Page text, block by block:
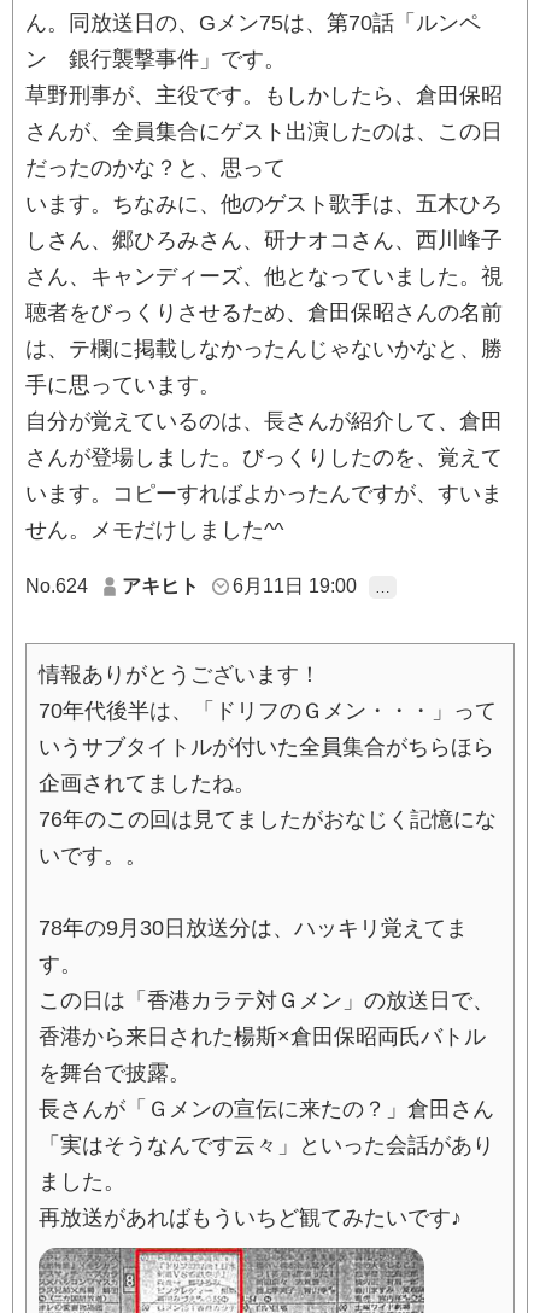
ん。同放送日の、Gメン75は、第70話「ルンペ
ン 銀行襲撃事件」です。
草野刑事が、主役です。もしかしたら、倉田保昭
さんが、全員集合にゲスト出演したのは、この日
だったのかな？と、思って
います。ちなみに、他のゲスト歌手は、五木ひろ
しさん、郷ひろみさん、研ナオコさん、西川峰子
さん、キャンディーズ、他となっていました。視
聴者をびっくりさせるため、倉田保昭さんの名前
は、テ欄に掲載しなかったんじゃないかなと、勝
手に思っています。
自分が覚えているのは、長さんが紹介して、倉田
さんが登場しました。びっくりしたのを、覚えて
います。コピーすればよかったんですが、すいま
せん。メモだけしました^^
No.624 アキヒト 6月11日 19:00
情報ありがとうございます！
70年代後半は、「ドリフのＧメン・・・」って
いうサブタイトルが付いた全員集合がちらほら
企画されてましたね。
76年のこの回は見てましたがおなじく記憶にな
いです。。
78年の9月30日放送分は、ハッキリ覚えてま
す。
この日は「香港カラテ対Ｇメン」の放送日で、
香港から来日された楊斯×倉田保昭両氏バトル
を舞台で披露。
長さんが「Ｇメンの宣伝に来たの？」倉田さん
「実はそうなんです云々」といった会話があり
ました。
再放送があればもういちど観てみたいです♪